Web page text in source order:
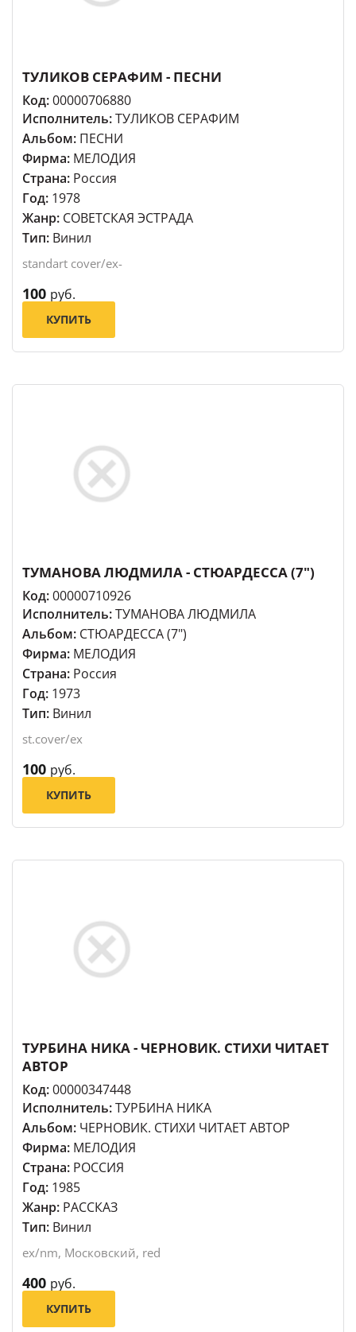
ТУЛИКОВ СЕРАФИМ - ПЕСНИ
Код:00000706880
Исполнитель:ТУЛИКОВ СЕРАФИМ
Альбом: ПЕСНИ
Фирма: МЕЛОДИЯ
Страна: Россия
Год: 1978
Жанр: СОВЕТСКАЯ ЭСТРАДА
Тип: Винил
standart cover/ex-
100 руб.
КУПИТЬ
ТУМАНОВА ЛЮДМИЛА - СТЮАРДЕССА (7")
Код:00000710926
Исполнитель:ТУМАНОВА ЛЮДМИЛА
Альбом: СТЮАРДЕССА (7")
Фирма: МЕЛОДИЯ
Страна: Россия
Год: 1973
Тип: Винил
st.cover/ex
100 руб.
КУПИТЬ
ТУРБИНА НИКА - ЧЕРНОВИК. СТИХИ ЧИТАЕТ
АВТОР
Код:00000347448
Исполнитель:ТУРБИНА НИКА
Альбом: ЧЕРНОВИК. СТИХИ ЧИТАЕТ АВТОР
Фирма: МЕЛОДИЯ
Страна: РОССИЯ
Год: 1985
Жанр: РАССКАЗ
Тип: Винил
ex/nm, Московский, red
400 руб.
КУПИТЬ